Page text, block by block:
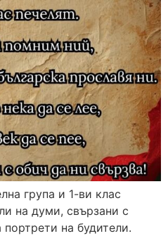
група и 1-ви клас
на думи, свързани с
портрети на будители.